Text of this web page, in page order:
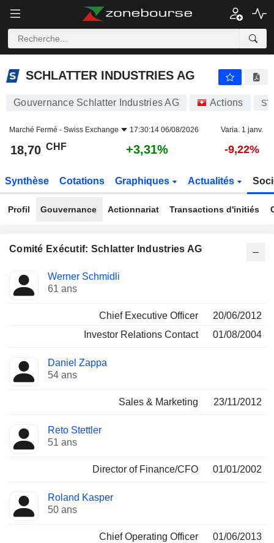
SCHLATTER INDUSTRIES AG
Gouvernance Schlatter Industries AG Actions
Marché Fermé - Swiss Exchange 17:30:14 06/08/2026 Varia. 1 janv.
18,70 CHF +3,31% -9,22%
Synthèse Cotations Graphiques Actualités
Profil Gouvernance Actionnariat Transactions d'initiés
Comité Exécutif: Schlatter Industries AG
Dirigeant
Fonctions
occupées
Werner Schmidli
61 ans
Chief Executive Officer
20/06/2012
Investor Relations Contact
01/08/2004
Daniel Zappa
54 ans
Sales & Marketing 23/11/2012
Reto Stettler
51 ans
Director of Finance/CFO 01/01/2002
Roland Kasper
50 ans
Chief Operating Officer 01/06/2013